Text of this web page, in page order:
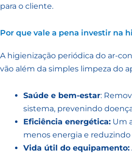
para o cliente.
Por que vale a pena investir na
A higienização periódica do ar-
vão além da simples limpeza do
Saúde e bem-estar:
sistema, prevenindo
Eficiência energética: Um
menos energia e
Vida útil do equipamento: